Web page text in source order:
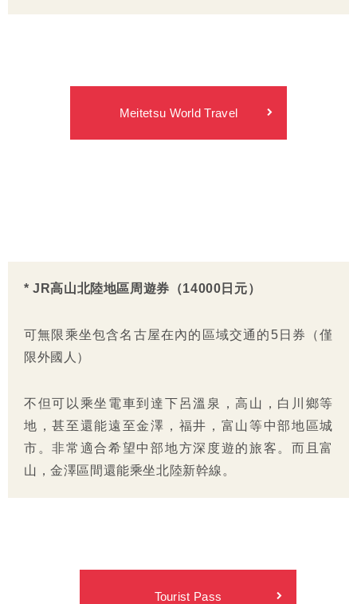
Meitetsu World Travel
* JR高山北陸地區周遊券（14000日元）
可無限乘坐包含名古屋在內的區域交通的5日券（僅
限外國人）
不但可以乘坐電車到達下呂溫泉，高山，白川鄉等
地，甚至還能遠至金澤，福井，富山等中部地區城
市。非常適合希望中部地方深度遊的旅客。而且富
山，金澤區間還能乘坐北陸新幹線。
Tourist Pass